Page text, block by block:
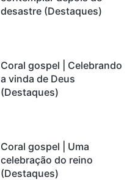
desastre (Destaques)
Coral gospel | Celebrando
a vinda de Deus
(Destaques)
Coral gospel | Uma
celebração do reino
(Destaques)